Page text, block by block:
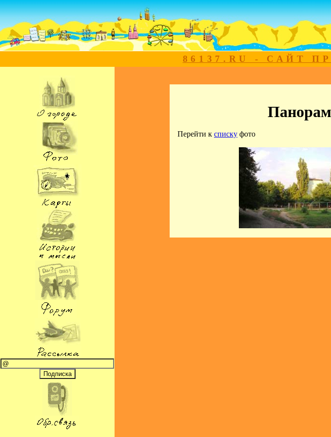
86137.RU - САЙТ
Перейти к списку фото